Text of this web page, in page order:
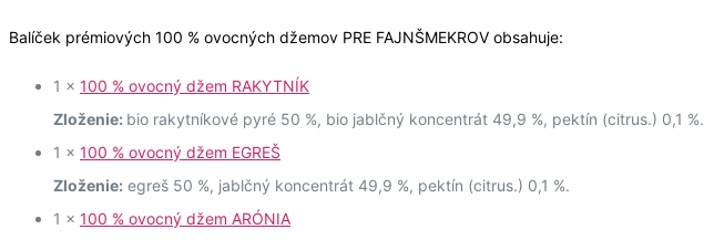
Balíček prémiových 100 % ovocných džemov PRE FAJNŠMEKROV obsahuje:
1 x 100 % ovocný džem RAKYTNÍK
Zloženie: bio rakytníkové pyré 50 %, bio jablčný koncentrát 49,9 %, pektín (citrus.) 0,1 %.
1 x 100 % ovocný džem EGREŠ
Zloženie: egreš 50 %, jablčný koncentrát 49,9 %, pektín (citrus.) 0,1 %.
1 x 100 % ovocný džem ARÓNIA